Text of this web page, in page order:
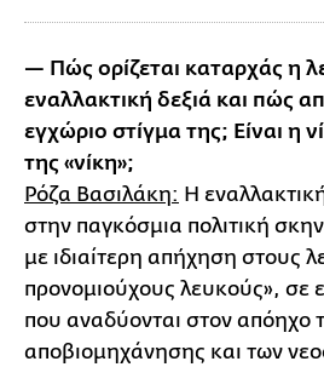
— Πώς ορίζεται καταρχάς η
εναλλακτική δεξιά και πώς
εγχώριο στίγμα της; Είναι η
της «νίκη»;
Ρόζα Βασιλάκη: Η
στην παγκόσμια πολιτική
με ιδιαίτερη απήχηση στους
προνομιούχους λευκούς», σε
που αναδύονται στον απόηχο
αποβιομηχάνησης και των